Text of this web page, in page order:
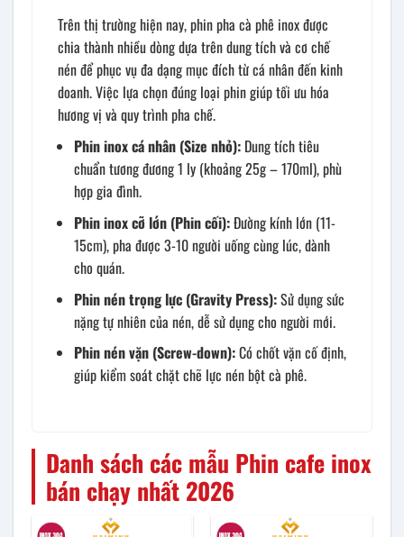
Trên thị trường hiện nay, phin pha cà phê inox được
chia thành nhiều dòng dựa trên dung tích và cơ chế
nén để phục vụ đa dạng mục đích từ cá nhân đến kinh
doanh. Việc lựa chọn đúng loại phin giúp tối ưu hóa
hương vị và quy trình pha chế.
Phin inox cá nhân (Size nhỏ): Dung tích tiêu
chuẩn tương đương 1 ly (khoảng 25g – 170ml), phù
hợp gia đình.
Phin inox cỡ lớn (Phin cối):Đường kính lớn (11-
15cm), pha được 3-10 người uống cùng lúc, dành
cho quán.
Phin nén trọng lực (Gravity Press):Sử dụng sức
nặng tự nhiên của nén, dễ sử dụng cho người mới.
Phin nén vặn (Screw-down):Có chốt vặn cố định,
giúp kiểm soát chặt chẽ lực nén bột cà phê.
Danh sách các mẫu Phin cafe inox
bán chạy nhất 2026